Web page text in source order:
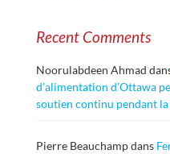
Recent Comments
Noorulabdeen Ahmad
d’alimentation d’Ottawa
soutien continu pendant la
Pierre Beauchampdans